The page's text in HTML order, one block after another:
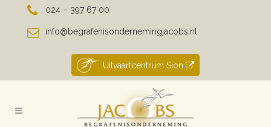
024 – 397 67 00
info@begrafenisondernemingjacobs.nl
Uitvaartcentrum Sion